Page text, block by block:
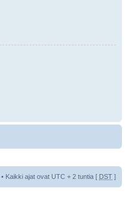
• Kaikki ajat ovat UTC + 2 tuntia [ DST ]